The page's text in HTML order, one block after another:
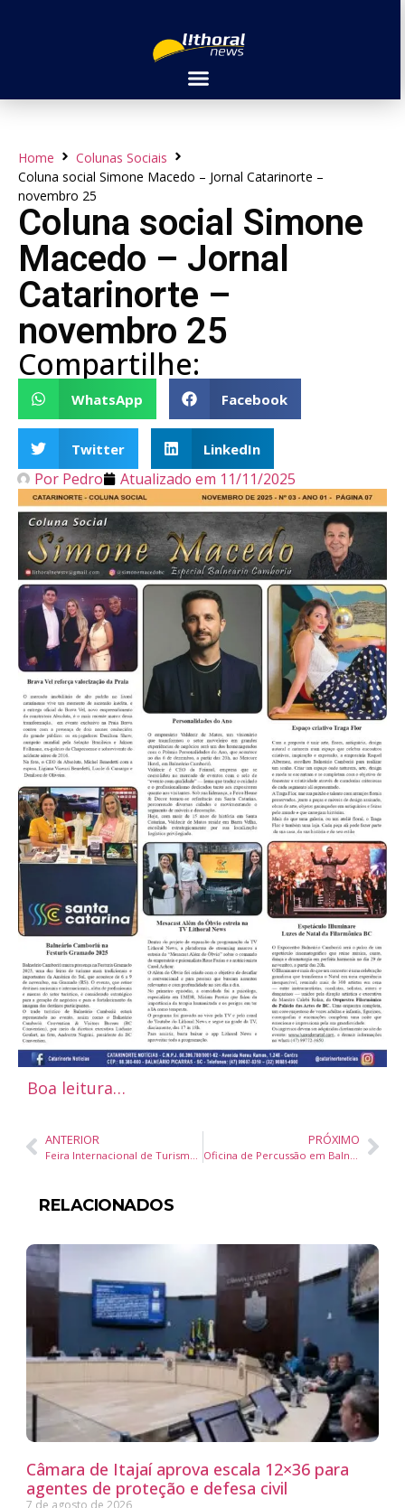
Home
Colunas Sociais
Coluna social Simone Macedo – Jornal Catarinorte –
novembro 25
Coluna social Simone
Macedo – Jornal
Catarinorte –
novembro 25
Compartilhe:
WhatsApp Facebook
Twitter LinkedIn
Por Pedro Atualizado em 11/11/2025
Boa leitura…
ANTERIOR PRÓXIMO
RELACIONADOS
Câmara de Itajaí aprova escala 12×36 para
agentes de proteção e defesa civil